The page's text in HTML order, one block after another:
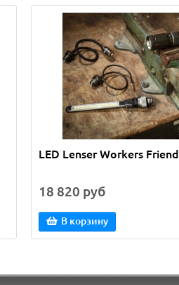
LED Lenser Workers Friend
18 820 руб
В корзину